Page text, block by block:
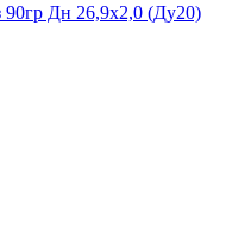
90гр Дн 26,9х2,0 (Ду20)